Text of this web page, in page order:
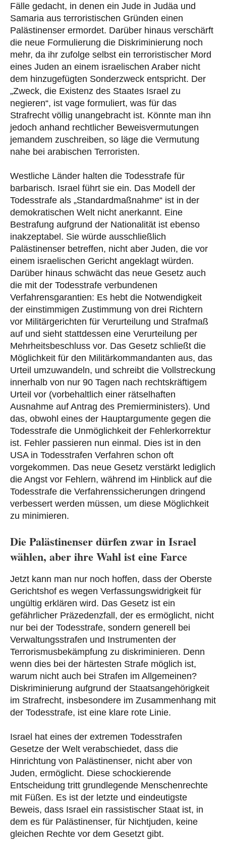
Fälle gedacht, in denen ein Jude in Judäa und
Samaria aus terroristischen Gründen einen
Palästinenser ermordet. Darüber hinaus verschärft
die neue Formulierung die Diskriminierung noch
mehr, da ihr zufolge selbst ein terroristischer Mord
eines Juden an einem israelischen Araber nicht
dem hinzugefügten Sonderzweck entspricht. Der
„Zweck, die Existenz des Staates Israel zu
negieren“, ist vage formuliert, was für das
Strafrecht völlig unangebracht ist. Könnte man ihn
jedoch anhand rechtlicher Beweisvermutungen
jemandem zuschreiben, so läge die Vermutung
nahe bei arabischen Terroristen.
Westliche Länder halten die Todesstrafe für
barbarisch. Israel führt sie ein. Das Modell der
Todesstrafe als „Standardmaßnahme“ ist in der
demokratischen Welt nicht anerkannt. Eine
Bestrafung aufgrund der Nationalität ist ebenso
inakzeptabel. Sie würde ausschließlich
Palästinenser betreffen, nicht aber Juden, die vor
einem israelischen Gericht angeklagt würden.
Darüber hinaus schwächt das neue Gesetz auch
die mit der Todesstrafe verbundenen
Verfahrensgarantien: Es hebt die Notwendigkeit
der einstimmigen Zustimmung von drei Richtern
vor Militärgerichten für Verurteilung und Strafmaß
auf und sieht stattdessen eine Verurteilung per
Mehrheitsbeschluss vor. Das Gesetz schließt die
Möglichkeit für den Militärkommandanten aus, das
Urteil umzuwandeln, und schreibt die Vollstreckung
innerhalb von nur 90 Tagen nach rechtskräftigem
Urteil vor (vorbehaltlich einer rätselhaften
Ausnahme auf Antrag des Premierministers). Und
das, obwohl eines der Hauptargumente gegen die
Todesstrafe die Unmöglichkeit der Fehlerkorrektur
ist. Fehler passieren nun einmal. Dies ist in den
USA in Todesstrafen Verfahren schon oft
vorgekommen. Das neue Gesetz verstärkt lediglich
die Angst vor Fehlern, während im Hinblick auf die
Todesstrafe die Verfahrenssicherungen dringend
verbessert werden müssen, um diese Möglichkeit
zu minimieren.
Die Palästinenser dürfen zwar in Israel
wählen, aber ihre Wahl ist eine Farce
Jetzt kann man nur noch hoffen, dass der Oberste
Gerichtshof es wegen Verfassungswidrigkeit für
ungültig erklären wird. Das Gesetz ist ein
gefährlicher Präzedenzfall, der es ermöglicht, nicht
nur bei der Todesstrafe, sondern generell bei
Verwaltungsstrafen und Instrumenten der
Terrorismusbekämpfung zu diskriminieren. Denn
wenn dies bei der härtesten Strafe möglich ist,
warum nicht auch bei Strafen im Allgemeinen?
Diskriminierung aufgrund der Staatsangehörigkeit
im Strafrecht, insbesondere im Zusammenhang mit
der Todesstrafe, ist eine klare rote Linie.
Israel hat eines der extremen Todesstrafen
Gesetze der Welt verabschiedet, dass die
Hinrichtung von Palästinenser, nicht aber von
Juden, ermöglicht. Diese schockierende
Entscheidung tritt grundlegende Menschenrechte
mit Füßen. Es ist der letzte und eindeutigste
Beweis, dass Israel ein rassistischer Staat ist, in
dem es für Palästinenser, für Nichtjuden, keine
gleichen Rechte vor dem Gesetzt gibt.